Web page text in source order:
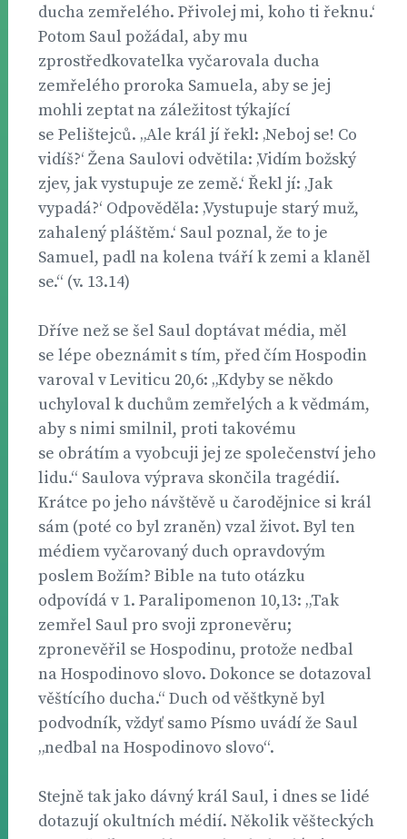
ducha zemřelého. Přivolej mi, koho ti řeknu.‘
Potom Saul požádal, aby mu
zprostředkovatelka vyčarovala ducha
zemřelého proroka Samuela, aby se jej
mohli zeptat na záležitost týkající
se Pelištejců. „Ale král jí řekl: ‚Neboj se! Co
vidíš?‘ Žena Saulovi odvětila: ‚Vidím božský
zjev, jak vystupuje ze země.‘ Řekl jí: ‚Jak
vypadá?‘ Odpověděla: ‚Vystupuje starý muž,
zahalený pláštěm.‘ Saul poznal, že to je
Samuel, padl na kolena tváří k zemi a klaněl
se.“ (v. 13.14)
Dříve než se šel Saul doptávat média, měl
se lépe obeznámit s tím, před čím Hospodin
varoval v Leviticu 20,6: „Kdyby se někdo
uchyloval k duchům zemřelých a k vědmám,
aby s nimi smilnil, proti takovému
se obrátím a vyobcuji jej ze společenství jeho
lidu.“ Saulova výprava skončila tragédií.
Krátce po jeho návštěvě u čarodějnice si král
sám (poté co byl zraněn) vzal život. Byl ten
médiem vyčarovaný duch opravdovým
poslem Božím? Bible na tuto otázku
odpovídá v 1. Paralipomenon 10,13: „Tak
zemřel Saul pro svoji zpronevěru;
zpronevěřil se Hospodinu, protože nedbal
na Hospodinovo slovo. Dokonce se dotazoval
věštícího ducha.“ Duch od věštkyně byl
podvodník, vždyť samo Písmo uvádí že Saul
„nedbal na Hospodinovo slovo“.
Stejně tak jako dávný král Saul, i dnes se lidé
dotazují okultních médií. Několik věšteckých